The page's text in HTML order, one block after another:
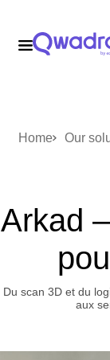
Home Our
Arkad
Du scan 3D et du
aux